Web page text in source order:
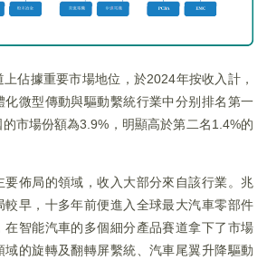
佔據重要市場地位，於2024年按收入計，
化微型傳動與驅動繫統行業中分别排名第一
市場份額為3.9%，明顯高於第二名1.4%的
要佈局的領域，收入大部分來自該行業。兆
較早，十多年前便進入全球最大汽車零部件
在智能汽車的多個細分產品賽道拿下了市場
的旋轉及翻轉屏繫統、汽車尾翼升降驅動